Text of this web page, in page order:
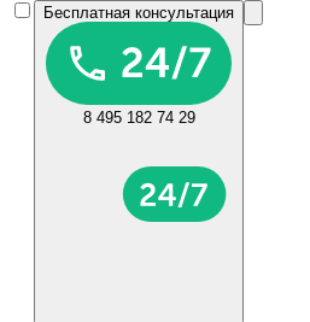
Бесплатная консультация
8 495 182 74 29